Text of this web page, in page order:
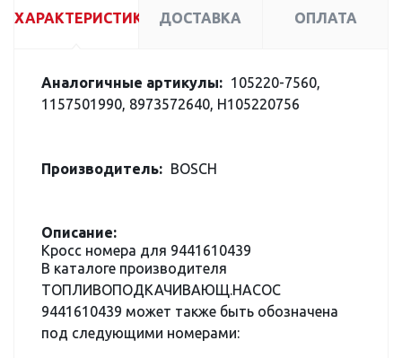
ХАРАКТЕРИСТИКИ ДОСТАВКА ОПЛАТА
Аналогичные артикулы: 105220-7560,
1157501990, 8973572640, H105220756
Производитель: BOSCH
Описание:
Кросс номера для 9441610439
В каталоге производителя
ТОПЛИВОПОДКАЧИВАЮЩ.НАСОС
9441610439 может также быть обозначена
под следующими номерами: